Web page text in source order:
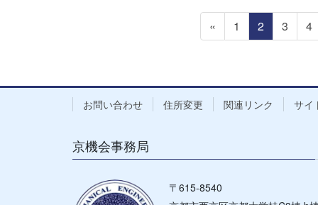
ペ
ー
送
り
«
固
定
ジ
1
固
定
ジ
2
固
定
ジ
3
固
定
ジ
4
お問い合わせ 住所変更 関連リンク サイ
京機会事務局
〒615-8540